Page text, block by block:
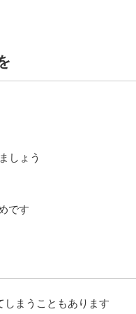
しょう
です
まうこともあります